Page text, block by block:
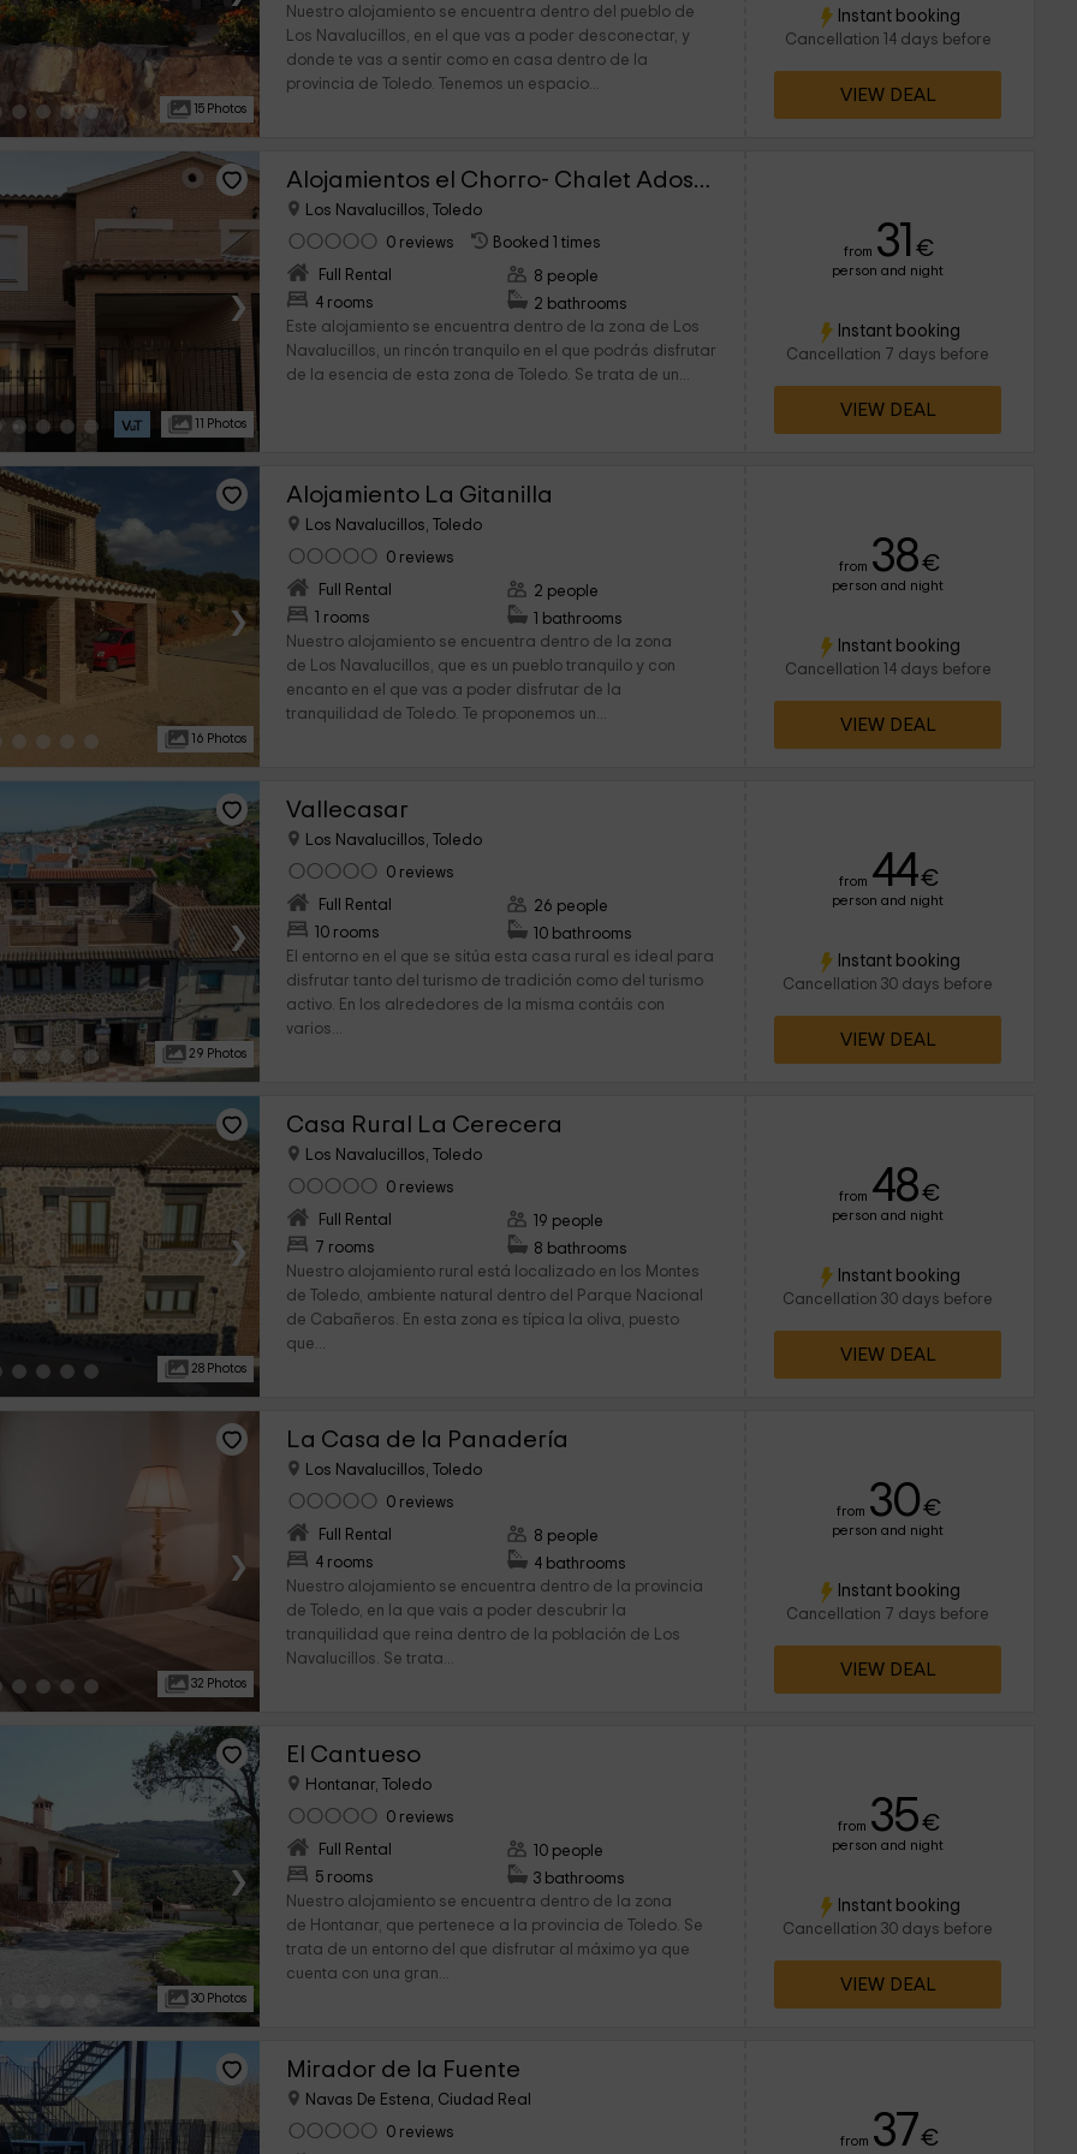
15 Photos
Nuestro alojamiento se encuentra dentro del pueblo de
Los Navalucillos, en el que vas a poder desconectar, y
donde te vas a sentir como en casa dentro de la
provincia de Toledo. Tenemos un espacio...
Instant booking
Cancellation 14 days before
VIEW DEAL
›
11 Photos
Alojamientos el Chorro- Chalet Adosado
Los Navalucillos, Toledo
0 reviews
Booked 1 times
Full Rental
4 rooms
8 people
2 bathrooms
Este alojamiento se encuentra dentro de la zona de Los
Navalucillos, un rincón tranquilo en el que podrás disfrutar
de la esencia de esta zona de Toledo. Se trata de un...
from 31 €
person and night
Instant booking
Cancellation 7 days before
VIEW DEAL
›
16 Photos
Alojamiento La Gitanilla
Los Navalucillos, Toledo
0 reviews
Full Rental
1 rooms
2 people
1 bathrooms
Nuestro alojamiento se encuentra dentro de la zona
de Los Navalucillos, que es un pueblo tranquilo y con
encanto en el que vas a poder disfrutar de la
tranquilidad de Toledo. Te proponemos un...
from 38€
person and night
Instant booking
Cancellation 14 days before
VIEW DEAL
›
29 Photos
Vallecasar
Los Navalucillos, Toledo
0 reviews
Full Rental
10 rooms
26 people
10 bathrooms
El entorno en el que se sitúa esta casa rural es ideal para
disfrutar tanto del turismo de tradición como del turismo
activo. En los alrededores de la misma contáis con
varios...
from 44€
person and night
Instant booking
Cancellation 30 days before
VIEW DEAL
›
28 Photos
Casa Rural La Cerecera
Los Navalucillos, Toledo
0 reviews
Full Rental
7 rooms
19 people
8 bathrooms
Nuestro alojamiento rural está localizado en los Montes
de Toledo, ambiente natural dentro del Parque Nacional
de Cabañeros. En esta zona es típica la oliva, puesto
que...
from 48€
person and night
Instant booking
Cancellation 30 days before
VIEW DEAL
›
32 Photos
La Casa de la Panadería
Los Navalucillos, Toledo
0 reviews
Full Rental
4 rooms
8 people
4 bathrooms
Nuestro alojamiento se encuentra dentro de la provincia
de Toledo, en la que vais a poder descubrir la
tranquilidad que reina dentro de la población de Los
Navalucillos. Se trata...
from 30€
person and night
Instant booking
Cancellation 7 days before
VIEW DEAL
›
30 Photos
El Cantueso
Hontanar, Toledo
0 reviews
Full Rental
5 rooms
10 people
3 bathrooms
Nuestro alojamiento se encuentra dentro de la zona
de Hontanar, que pertenece a la provincia de Toledo. Se
trata de un entorno del que disfrutar al máximo ya que
cuenta con una gran...
from 35€
person and night
Instant booking
Cancellation 30 days before
VIEW DEAL
Mirador de la Fuente
Navas De Estena, Ciudad Real
0 reviews
from 37€